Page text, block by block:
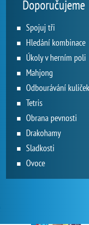
Doporučujeme
Spojuj tři
Hledání kombinace
Úkoly v herním poli
Mahjong
Odbourávání kuliček
Tetris
Obrana pevnosti
Drakohamy
Sladkosti
Ovoce